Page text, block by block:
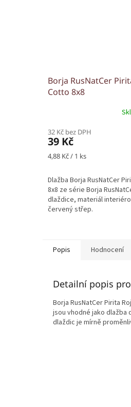
Borja RusNatCer
Cotto 8x8
32 Kč bez DPH
39 Kč
Měrná
4,88 Kč / 1 ks
Dlažba Borja RusNatCer
8x8 ze série Borja
dlaždice, materiál
červený střep.
Popis Hodnocení
Detailní popis
Borja RusNatCer Pirita
jsou vhodné jako dlažba
dlaždic je mírně